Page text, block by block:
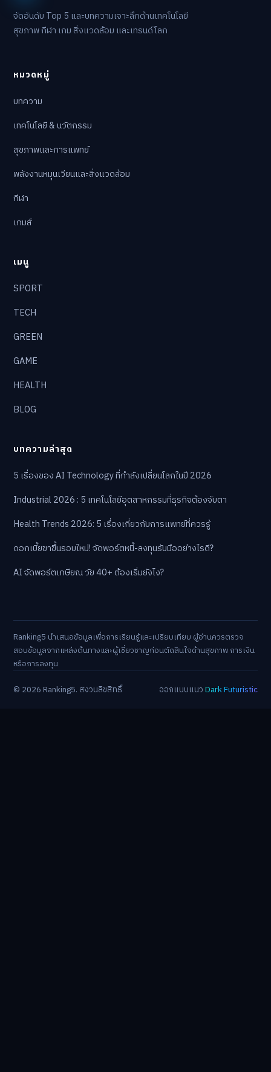
จัดอันดับ Top 5 และบทความเจาะลึกด้านเทคโนโลยี
สุขภาพ กีฬา เกม สิ่งแวดล้อม และเทรนด์โลก
หมวดหมู่
บทความ
เทคโนโลยี & นวัตกรรม
สุขภาพและการแพทย์
พลังงานหมุนเวียนและสิ่งแวดล้อม
กีฬา
เกมส์
เมนู
SPORT
TECH
GREEN
GAME
HEALTH
BLOG
บทความล่าสุด
5 เรื่องของ AI Technology ที่กำลังเปลี่ยนโลกในปี 2026
Industrial 2026 : 5 เทคโนโลยีอุตสาหกรรมที่ธุรกิจต้องจับตา
Health Trends 2026: 5 เรื่องเกี่ยวกับการแพทย์ที่ควรรู้
ดอกเบี้ยขาขึ้นรอบใหม่! จัดพอร์ตหนี้-ลงทุนรับมืออย่างไรดี?
AI จัดพอร์ตเกษียณ วัย 40+ ต้องเริ่มยังไง?
Ranking5 นำเสนอข้อมูลเพื่อการเรียนรู้และเปรียบเทียบ ผู้อ่านควรตรวจ
สอบข้อมูลจากแหล่งต้นทางและผู้เชี่ยวชาญก่อนตัดสินใจด้านสุขภาพ การเงิน
หรือการลงทุน
© 2026 Ranking5. สงวนลิขสิทธิ์
ออกแบบแนวDark Futuristic